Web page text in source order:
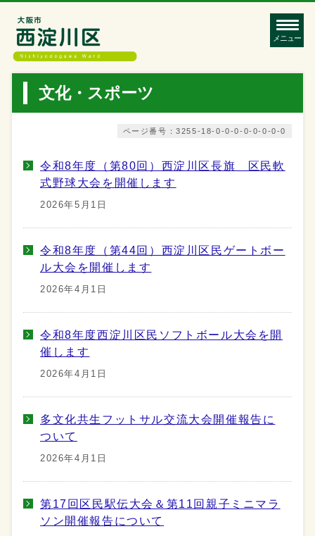
メニュー
文化・スポーツ
ページ番号：3255-18-0-0-0-0-0-0-0-0
令和8年度（第80回）西淀川区長旗 区民軟
式野球大会を開催します
2026年5月1日
令和8年度（第44回）西淀川区民ゲートボー
ル大会を開催します
2026年4月1日
令和8年度西淀川区民ソフトボール大会を開
催します
2026年4月1日
多文化共生フットサル交流大会開催報告に
ついて
2026年4月1日
第17回区民駅伝大会＆第11回親子ミニマラ
ソン開催報告について